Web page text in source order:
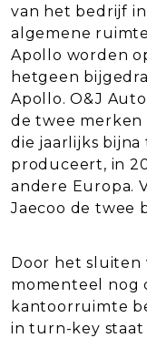
van het bedrijf
algemene
Apollo worden
hetgeen
Apollo. O&J
de twee merken
die jaarlijks bijna
produceert, in
andere Europa.
Jaecoo de twee
Door het sluiten
momenteel nog
kantoorruimte
in turn-key staat